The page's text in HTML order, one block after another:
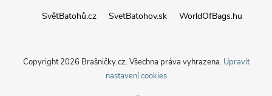
SvětBatohů.cz SvetBatohov.sk WorldOfBags.hu
Copyright 2026 Brašničky.cz. Všechna práva vyhrazena. Upravit
nastavení cookies